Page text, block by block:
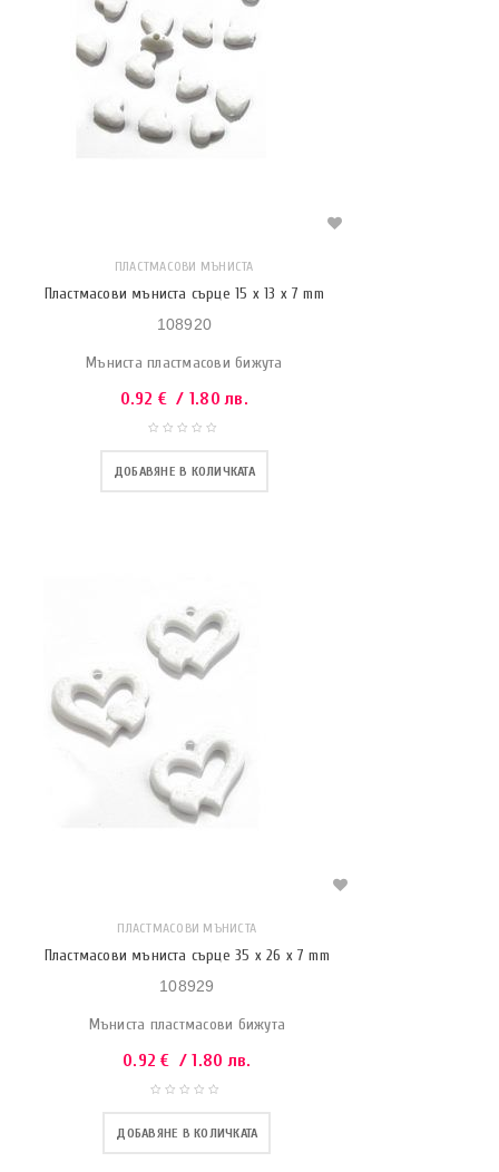
ПЛАСТМАСОВИ МЪНИСТА
Пластмасови мъниста сърце 15 x 13 x 7 mm
108920
Мъниста пластмасови бижута
0.92 € / 1.80 лв.
ДОБАВЯНЕ В КОЛИЧКАТА
ПЛАСТМАСОВИ МЪНИСТА
Пластмасови мъниста сърце 35 x 26 x 7 mm
108929
Мъниста пластмасови бижута
0.92€ / 1.80 лв.
ДОБАВЯНЕ В КОЛИЧКАТА